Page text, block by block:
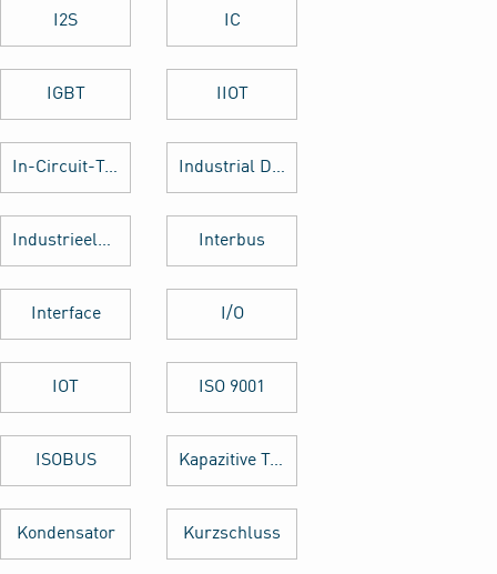
I2S IC
IGBT IIOT
In-Circuit-Test Industrial Design
Industrieelektronik Interbus
Interface I/O
IOT ISO 9001
ISOBUS Kapazitive Tasten
Kondensator Kurzschluss